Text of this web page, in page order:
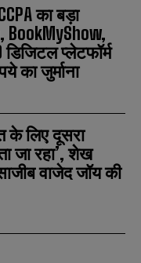
का बड़ा
प्लेटफॉर्म
का जुर्माना
के लिए दूसरा
जा रहा’, शेख
वाजेद जॉय की